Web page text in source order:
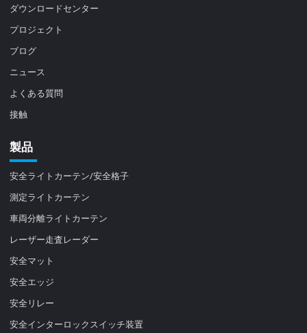
ダウンロードセンター
プロジェクト
ブログ
ニュース
よくある質問
接触
製品
安全ライトカーテン/安全格子
測定ライトカーテン
車両分離ライトカーテン
レーザー走査レーダー
安全マット
安全エッジ
安全リレー
安全インターロックスイッチ装置